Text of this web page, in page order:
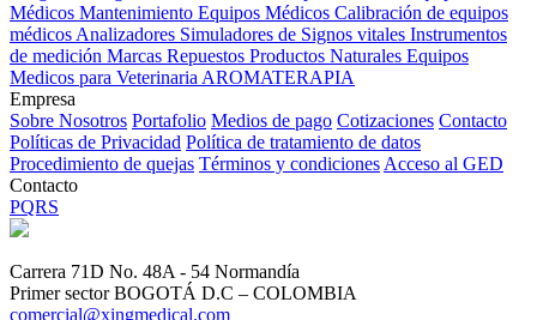
Médicos Mantenimiento Equipos Médicos Calibración de equipos
médicos Analizadores Simuladores de Signos vitales Instrumentos
de medición Marcas Repuestos Productos Naturales Equipos
Medicos para Veterinaria AROMATERAPIA
Empresa
Sobre Nosotros Portafolio Medios de pago Cotizaciones Contacto
Políticas de Privacidad Política de tratamiento de datos
Procedimiento de quejas Términos y condiciones Acceso al GED
Contacto
PQRS
Carrera 71D No. 48A - 54 Normandía
Primer sector BOGOTÁ D.C – COLOMBIA
comercial@xingmedical.com